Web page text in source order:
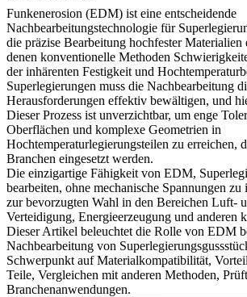
Funkenerosion (EDM) ist eine entscheidende
Nachbearbeitungstechnologie für
die präzise Bearbeitung hochfester
denen konventionelle Methoden
der inhärenten Festigkeit und
Superlegierungen muss die Nachbearbeitung
Herausforderungen effektiv bewältigen, und
Dieser Prozess ist unverzichtbar, um enge
Oberflächen und komplexe Geometrien in
Hochtemperaturlegierungsteilen zu erreichen,
Branchen eingesetzt werden.
Die einzigartige Fähigkeit von EDM,
bearbeiten, ohne mechanische Spannungen zu
zur bevorzugten Wahl in den Bereichen Luft-
Verteidigung, Energieerzeugung und anderen
Dieser Artikel beleuchtet die Rolle von EDM
Nachbearbeitung von
Schwerpunkt auf Materialkompatibilität,
Teile, Vergleichen mit anderen Methoden,
Branchenanwendungen.